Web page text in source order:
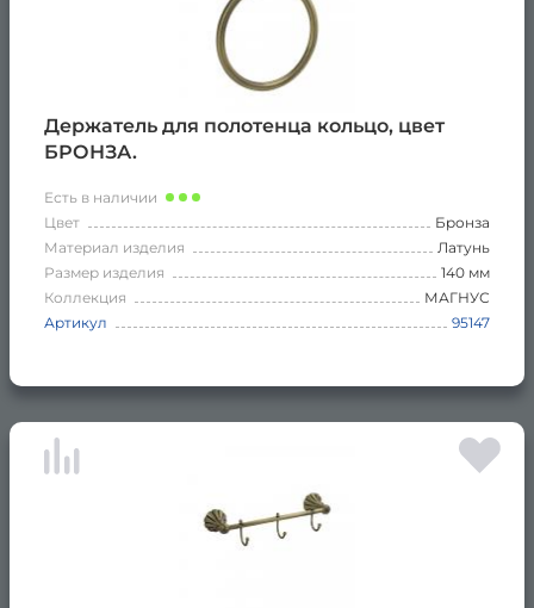
Держатель для полотенца кольцо, цвет
БРОНЗА.
Есть в наличии
Цвет
Бронза
Материал изделия
Латунь
Размер изделия
140 мм
Коллекция
МАГНУС
Артикул
95147